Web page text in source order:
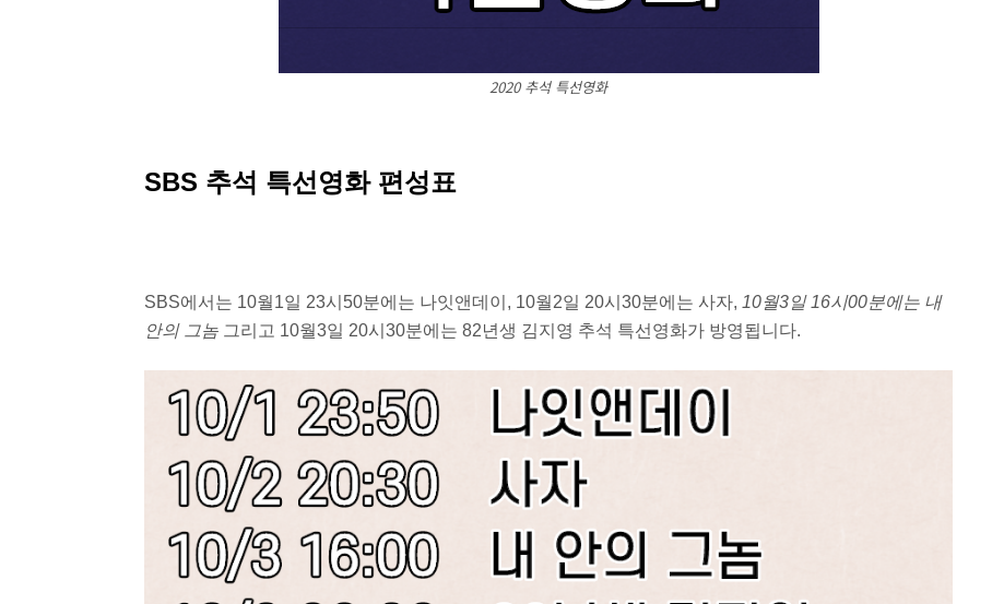
2020 추석 특선영화
SBS 추석 특선영화 편성표
SBS에서는 10월1일 23시50분에는 나잇앤데이, 10월2일 20시30분에는 사자, 10월3일 16시00분에는 내
안의 그놈 그리고 10월3일 20시30분에는 82년생 김지영 추석 특선영화가 방영됩니다.